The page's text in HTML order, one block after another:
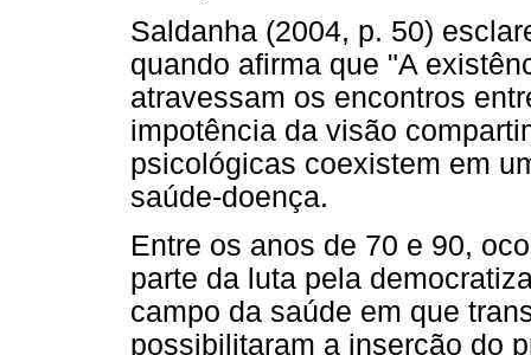
Saldanha (2004, p. 50)
quando afirma que "A
atravessam os encontros
impotência da visão
psicológicas coexistem em
saúde-doença.
Entre os anos de 70 e 90,
parte da luta pela
campo da saúde em que
possibilitaram a inserção do